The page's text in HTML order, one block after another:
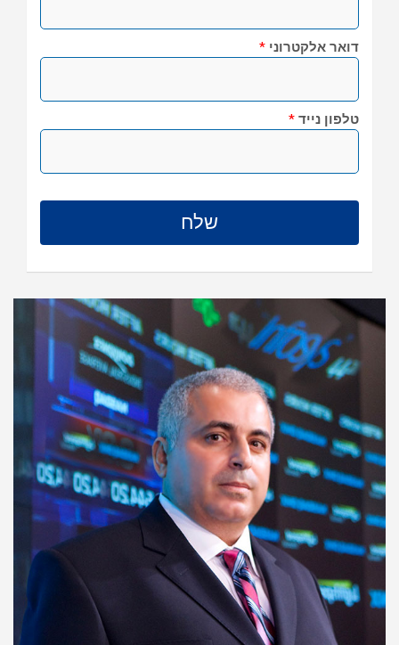
דואר אלקטרוני *
טלפון נייד *